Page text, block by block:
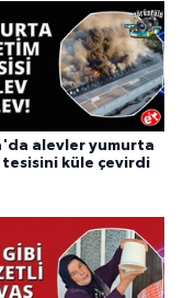
alevler yumurta
küle çevirdi